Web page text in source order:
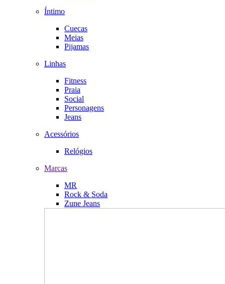
Íntimo
Cuecas
Meias
Pijamas
Linhas
Fitness
Praia
Social
Personagens
Jeans
Acessórios
Relógios
Marcas
MR
Rock & Soda
Zune Jeans